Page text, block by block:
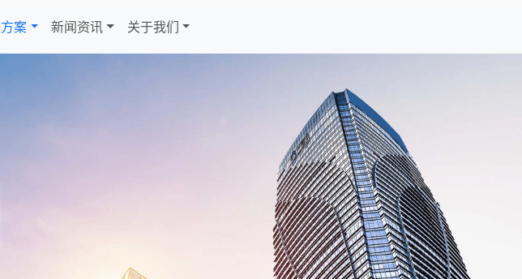
案 新闻资讯 关于我们